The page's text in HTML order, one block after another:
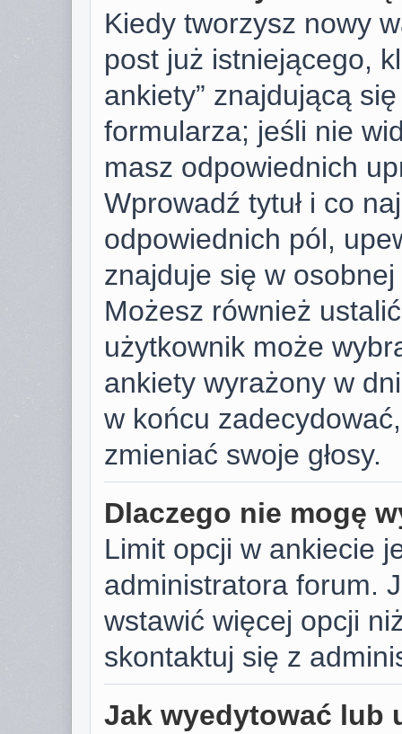
Kiedy tworzysz nowy
post już istniejącego,
ankiety” znajdującą
formularza; jeśli nie
masz odpowiednich
Wprowadź tytuł i co
odpowiednich pól,
znajduje się w
Możesz również
użytkownik może
ankiety wyrażony w
w końcu
zmieniać swoje głosy.
Dlaczego nie mogę
Limit opcji w ankiecie
administratora forum.
wstawić więcej opcji
skontaktuj się z
Jak wyedytować lub